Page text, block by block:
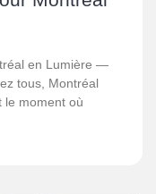
en Lumière —
tous, Montréal
le moment où